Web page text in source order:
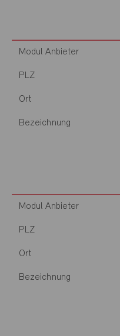
Modul Anbieter
PLZ
Ort
Bezeichnung
Modul Anbieter
PLZ
Ort
Bezeichnung